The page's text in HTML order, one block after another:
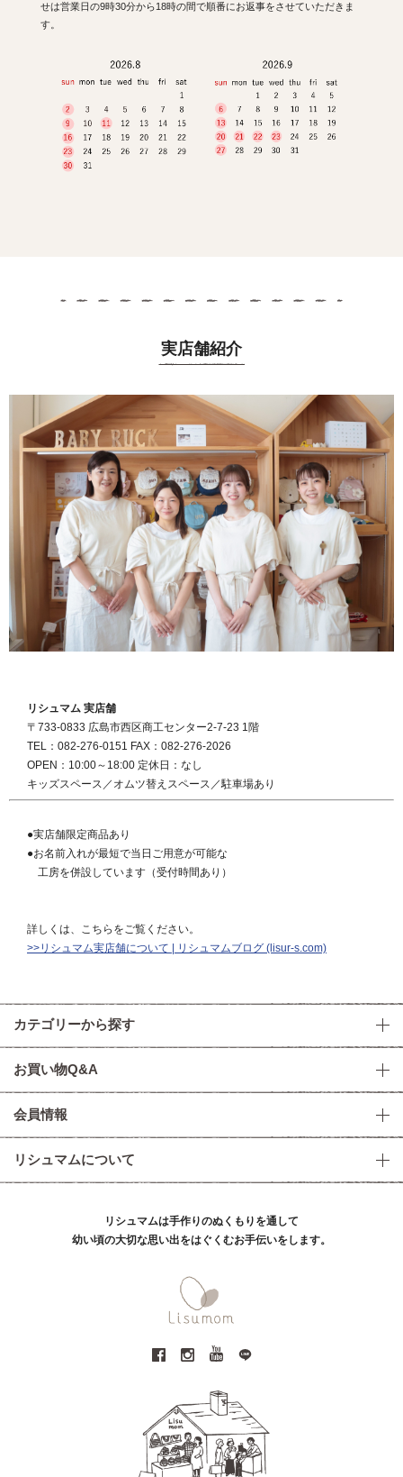
せは営業日の9時30分から18時の間で順番にお返事をさせていただきま
す。
実店舗紹介
リシュマム 実店舗
〒733-0833 広島市西区商工センター2-7-23 1階
TEL：082-276-0151 FAX：082-276-2026
OPEN：10:00～18:00 定休日：なし
キッズスペース／オムツ替えスペース／駐車場あり
●実店舗限定商品あり
●お名前入れが最短で当日ご用意が可能な
工房を併設しています（受付時間あり）
詳しくは、こちらをご覧ください。
>>リシュマム実店舗について | リシュマムブログ (lisur-s.com)
カテゴリーから探す
お買い物Q&A
会員情報
リシュマムについて
リシュマムは手作りのぬくもりを通して
幼い頃の大切な思い出をはぐくむお手伝いをします。